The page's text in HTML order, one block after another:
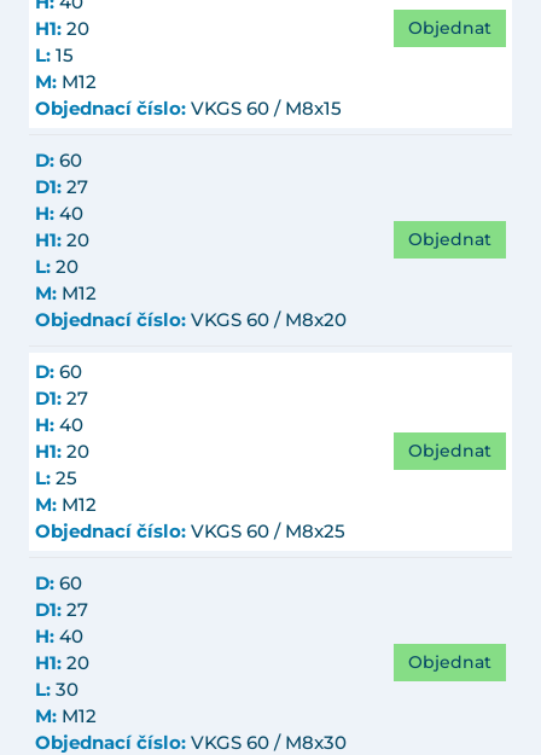
H1: 20
L: 15
M: M12
Objednací číslo: VKGS 60 / M8x15
Objednat
D: 60
D1: 27
H: 40
H1: 20
L: 20
M: M12
Objednací číslo: VKGS 60 / M8x20
Objednat
D: 60
D1: 27
H: 40
H1: 20
L: 25
M: M12
Objednací číslo: VKGS 60 / M8x25
Objednat
D: 60
D1: 27
H: 40
H1: 20
L: 30
M: M12
Objednací číslo: VKGS 60 / M8x30
Objednat